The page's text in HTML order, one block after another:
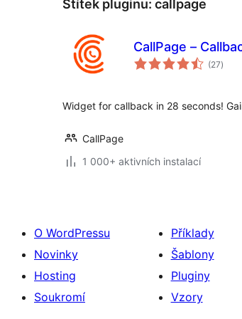
Štítek pluginu: callpage
CallPage –
(27)
Widget for callback in 28 seconds!
CallPage
1 000+ aktivních instalací
O WordPressu
Novinky
Hosting
Soukromí
Příklady
Šablony
Pluginy
Vzory